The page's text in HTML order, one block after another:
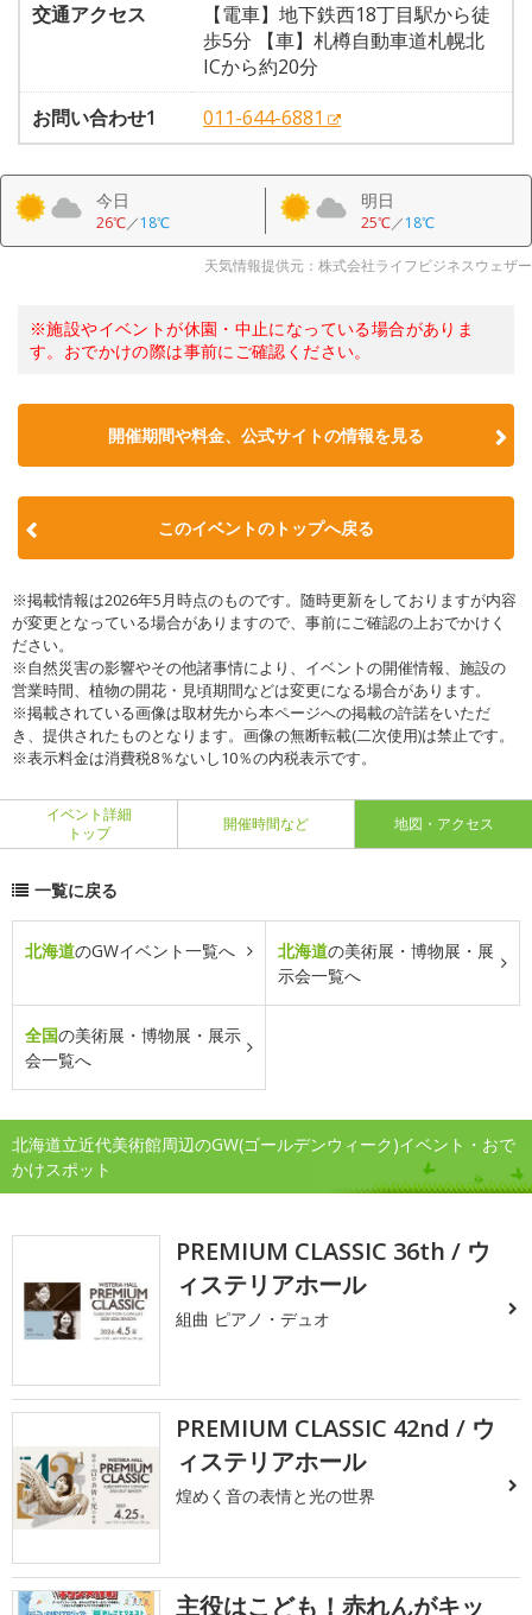
交通アクセス
【電車】地下鉄西18丁目駅から徒
歩5分 【車】札樽自動車道札幌北
ICから約20分
お問い合わせ1
011-644-6881
今日
26℃／18℃
明日
25℃／18℃
天気情報提供元：株式会社ライフビジネスウェザー
※施設やイベントが休園・中止になっている場合がありま
す。おでかけの際は事前にご確認ください。
開催期間や料金、公式サイトの情報を見る
このイベントのトップへ戻る
※掲載情報は2026年5月時点のものです。随時更新をしておりますが内容
が変更となっている場合がありますので、事前にご確認の上おでかけく
ださい。
※自然災害の影響やその他諸事情により、イベントの開催情報、施設の
営業時間、植物の開花・見頃期間などは変更になる場合があります。
※掲載されている画像は取材先から本ページへの掲載の許諾をいただ
き、提供されたものとなります。画像の無断転載(二次使用)は禁止です。
※表示料金は消費税8％ないし10％の内税表示です。
イベント詳細
トップ
開催時間など 地図・アクセス
一覧に戻る
北海道のGWイベント一覧へ 北海道の美術展・博物展・展
示会一覧へ
全国の美術展・博物展・展示
会一覧へ
北海道立近代美術館周辺のGW(ゴールデンウィーク)イベント・おで
かけスポット
PREMIUM CLASSIC 36th / ウ
ィステリアホール
組曲 ピアノ・デュオ
PREMIUM CLASSIC 42nd / ウ
ィステリアホール
煌めく音の表情と光の世界
主役はこども！赤れんがキッ